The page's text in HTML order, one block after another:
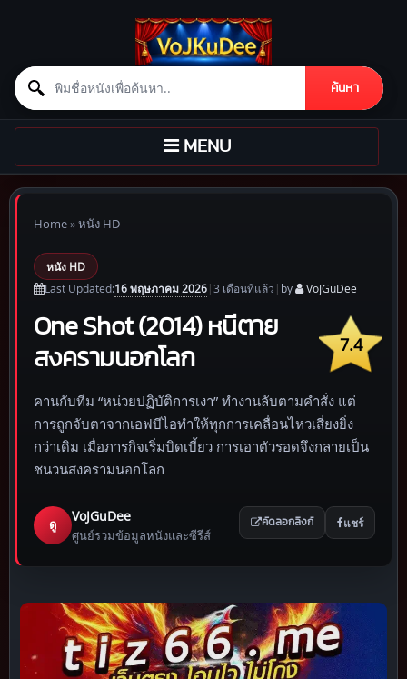
Search for:
ค้นหา
Skip to content
TOGGLE
NAVIGATION
MENU
Home»หนัง HD
หนัง HD
Last Updated:16 พฤษภาคม 2026|3 เดือนที่แล้ว | by VoJGuDee
7.4
One Shot (2014) หนีตาย
สงครามนอกโลก
คานกับทีม “หน่วยปฏิบัติการเงา” ทำงานลับตามคำสั่ง แต่
การถูกจับตาจากเอฟบีไอทำให้ทุกการเคลื่อนไหวเสี่ยงยิ่ง
กว่าเดิม เมื่อภารกิจเริ่มบิดเบี้ยว การเอาตัวรอดจึงกลายเป็น
ชนวนสงครามนอกโลก
ดู
VoJGuDee
ศูนย์รวมข้อมูลหนังและซีรีส์
คัดลอกลิงก์ แชร์